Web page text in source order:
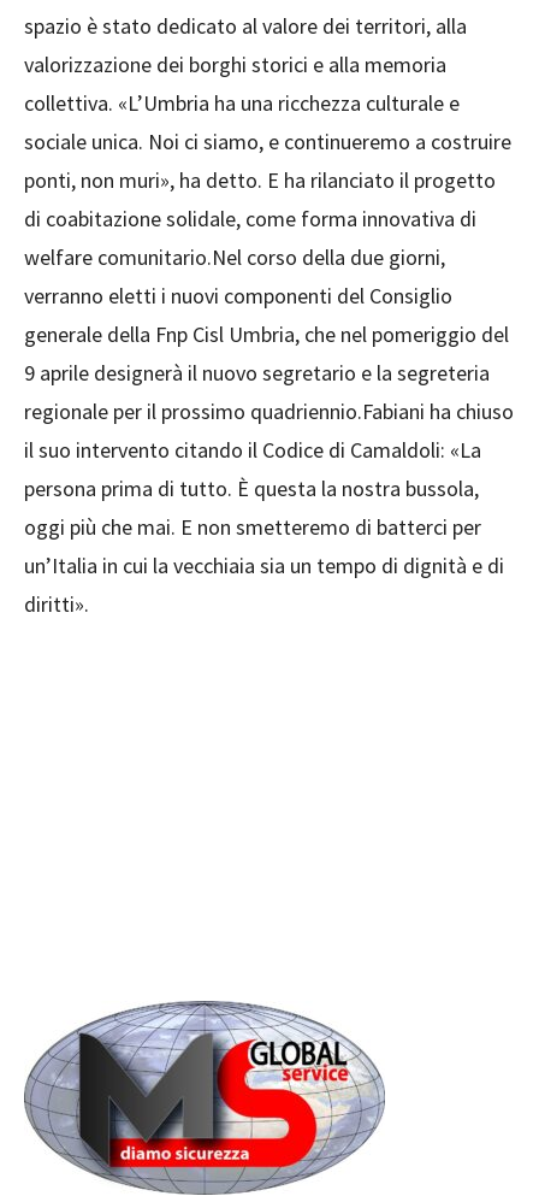
spazio è stato dedicato al valore dei territori, alla
valorizzazione dei borghi storici e alla memoria
collettiva. «L’Umbria ha una ricchezza culturale e
sociale unica. Noi ci siamo, e continueremo a costruire
ponti, non muri», ha detto. E ha rilanciato il progetto
di coabitazione solidale, come forma innovativa di
welfare comunitario.Nel corso della due giorni,
verranno eletti i nuovi componenti del Consiglio
generale della Fnp Cisl Umbria, che nel pomeriggio del
9 aprile designerà il nuovo segretario e la segreteria
regionale per il prossimo quadriennio.Fabiani ha chiuso
il suo intervento citando il Codice di Camaldoli: «La
persona prima di tutto. È questa la nostra bussola,
oggi più che mai. E non smetteremo di batterci per
un’Italia in cui la vecchiaia sia un tempo di dignità e di
diritti».